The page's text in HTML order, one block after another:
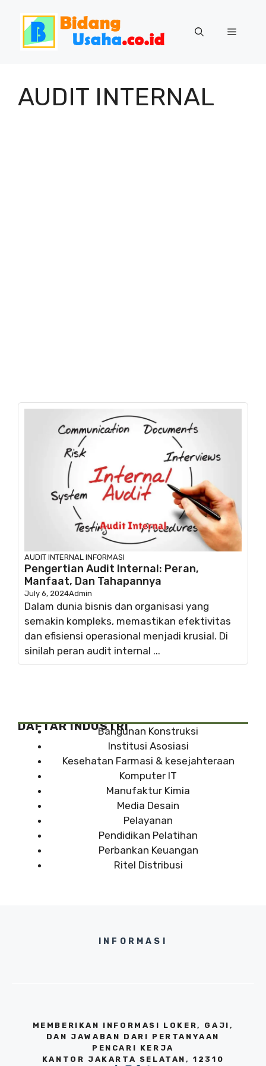
Menu
AUDIT INTERNAL
AUDIT INTERNAL INFORMASI
Pengertian Audit Internal: Peran,
Manfaat, Dan Tahapannya
July 6, 2024Admin
Dalam dunia bisnis dan organisasi yang
semakin kompleks, memastikan efektivitas
dan efisiensi operasional menjadi krusial. Di
sinilah peran audit internal ...
DAFTAR INDUSTRIBangunan Konstruksi
Institusi Asosiasi
Kesehatan Farmasi & kesejahteraan
Komputer IT
Manufaktur Kimia
Media Desain
Pelayanan
Pendidikan Pelatihan
Perbankan Keuangan
Ritel Distribusi
INFORMASI
MEMBERIKAN INFORMASI LOKER, GAJI,
DAN JAWABAN DARI PERTANYAAN
PENCARI KERJA
KANTOR JAKARTA SELATAN, 12310